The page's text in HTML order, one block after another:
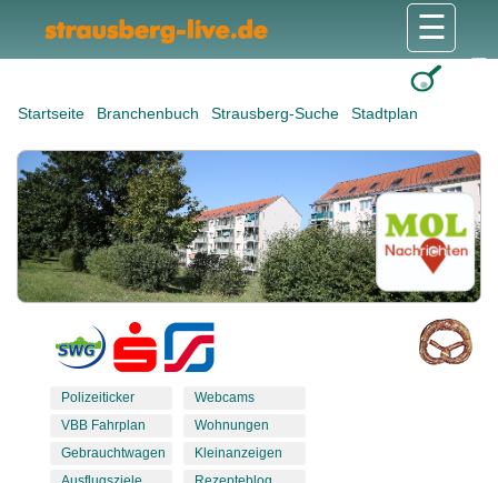
Startseite Branchenbuch Strausberg-Suche Stadtplan
☰
Polizeiticker
VBB Fahrplan
Gebrauchtwagen
Webcams
Wohnungen
Kleinanzeigen